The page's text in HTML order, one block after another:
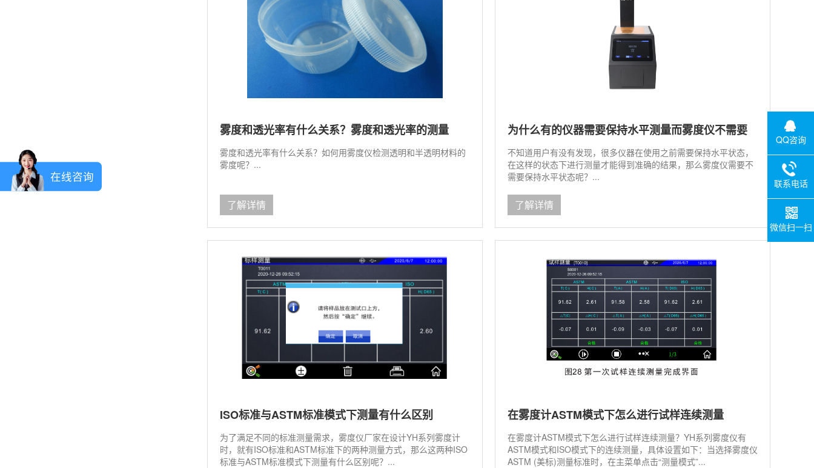
雾度和透光率有什么关系？雾度和透光率的测量
雾度和透光率有什么关系？如何用雾度仪检测透明和半透明材料的
雾度呢？...
了解详情
为什么有的仪器需要保持水平测量而雾度仪不需要
不知道用户有没有发现，很多仪器在使用之前需要保持水平状态，
在这样的状态下进行测量才能得到准确的结果，那么雾度仪需要不
需要保持水平状态呢？...
了解详情
ISO标准与ASTM标准模式下测量有什么区别
为了满足不同的标准测量需求，雾度仪厂家在设计YH系列雾度计
时，就有ISO标准和ASTM标准下的两种测量方式，那么这两种ISO
标准与ASTM标准模式下测量有什么区别呢？...
在雾度计ASTM模式下怎么进行试样连续测量
在雾度计ASTM模式下怎么进行试样连续测量？YH系列雾度仪有
ASTM模式和ISO模式下的连续测量，具体设置如下：当选择雾度仪
ASTM (美标)测量标准时，在主菜单点击“测量模式”...
QQ咨询
联系电话
微信扫一扫
在线咨询